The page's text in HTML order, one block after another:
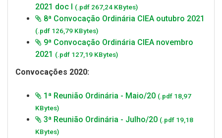
2021 doc I (.pdf 267,24 KBytes)
8ª Convocação Ordinária CIEA outubro 2021
(.pdf 126,79 KBytes)
9ª Convocação Ordinária CIEA novembro
2021 (.pdf 127,19 KBytes)
Convocações 2020:
1ª Reunião Ordinária - Maio/20 (.pdf 18,97
KBytes)
3ª Reunião Ordinária - Julho/20 (.pdf 19,18
KBytes)